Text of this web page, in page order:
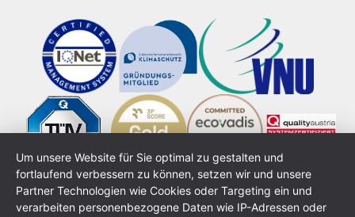
Um unsere Website für Sie optimal zu gestalten und
fortlaufend verbessern zu können, setzen wir und unsere
Partner Technologien wie Cookies oder Targeting ein und
verarbeiten personenbezogene Daten wie IP-Adressen oder